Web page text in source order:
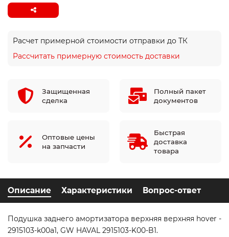
Расчет примерной стоимости отправки до ТК
Рассчитать примерную стоимость доставки
Защищенная
сделка
Полный пакет
документов
Оптовые цены
на запчасти
Быстрая
доставка
товара
Описание Характеристики Вопрос-ответ
Подушка заднего амортизатора верхняя верхняя hover -
2915103-k00a1, GW HAVAL 2915103-K00-B1.